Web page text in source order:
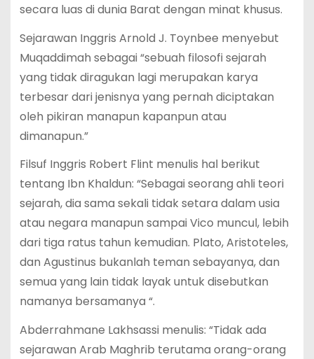
secara luas di dunia Barat dengan minat khusus.
Sejarawan Inggris Arnold J. Toynbee menyebut
Muqaddimah sebagai “sebuah filosofi sejarah
yang tidak diragukan lagi merupakan karya
terbesar dari jenisnya yang pernah diciptakan
oleh pikiran manapun kapanpun atau
dimanapun.”
Filsuf Inggris Robert Flint menulis hal berikut
tentang Ibn Khaldun: “Sebagai seorang ahli teori
sejarah, dia sama sekali tidak setara dalam usia
atau negara manapun sampai Vico muncul, lebih
dari tiga ratus tahun kemudian. Plato, Aristoteles,
dan Agustinus bukanlah teman sebayanya, dan
semua yang lain tidak layak untuk disebutkan
namanya bersamanya “.
Abderrahmane Lakhsassi menulis: “Tidak ada
sejarawan Arab Maghrib terutama orang-orang